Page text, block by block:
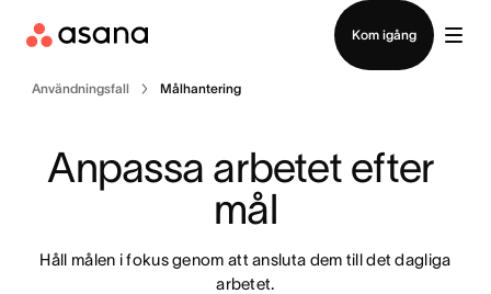
Kom igång
Användningsfall Målhantering
Anpassa arbetet efter
mål
Håll målen i fokus genom att ansluta dem till det dagliga
arbetet.